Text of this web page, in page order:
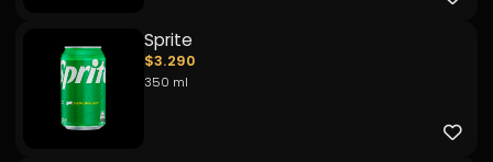
Sprite
$3.290
350 ml